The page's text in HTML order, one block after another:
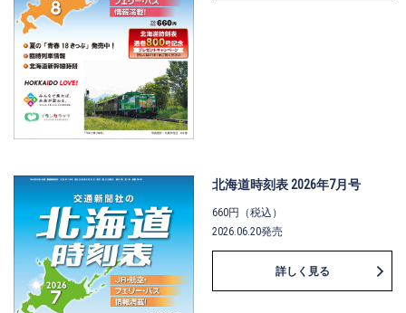
北海道時刻表 2026年7月号
660円（税込）
2026.06.20発売
詳しく見る